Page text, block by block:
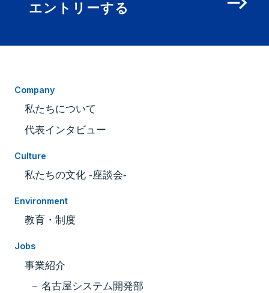
エントリーする
Company
私たちについて
代表インタビュー
Culture
私たちの文化 -座談会-
Environment
教育・制度
Jobs
事業紹介
名古屋システム開発部